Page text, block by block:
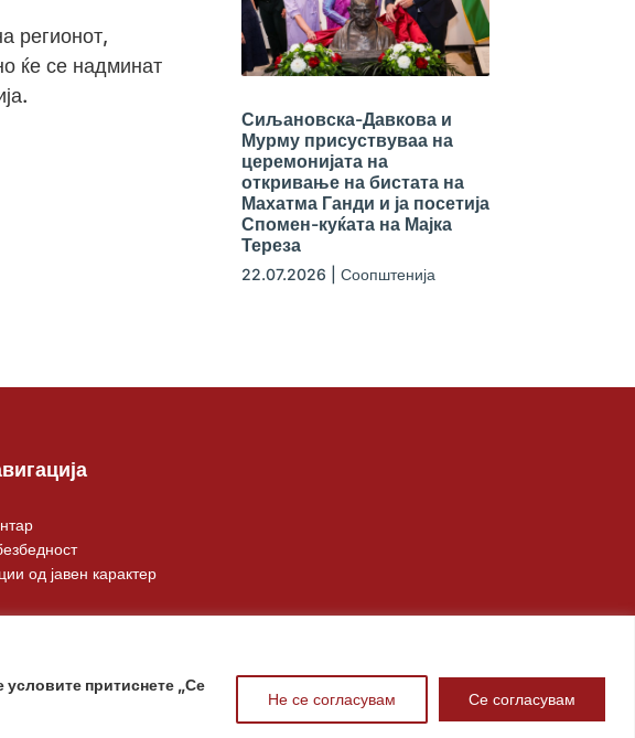
притиснете „Се
Не се согласувам Се согласувам
регионот,
ќе се надминат
Сиљановска-Давкова и
Мурму присуствуваа на
церемонијата на
откривање на бистата на
Махатма Ганди и ја посетија
Спомен-куќата на Мајка
Тереза
22.07.2026 Соопштенија
од јавен карактер